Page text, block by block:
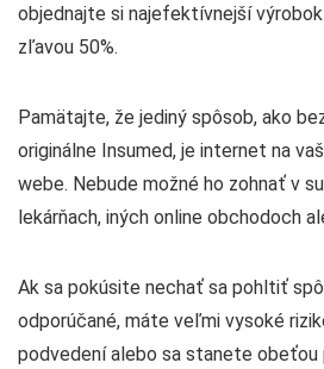
objednajte si najefektívnejší
zľavou 50%.
Pamätajte, že jediný spôsob, ako
originálne Insumed, je internet na
webe. Nebude možné ho zohnať v
lekárňach, iných online obchodoch
Ak sa pokúsite nechať sa pohltiť
odporúčané, máte veľmi vysoké
podvedení alebo sa stanete obeťou